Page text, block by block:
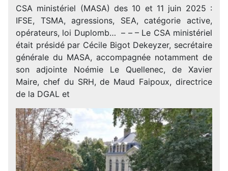
CSA ministériel (MASA) des 10 et 11 juin 2025 :
IFSE, TSMA, agressions, SEA, catégorie active,
opérateurs, loi Duplomb… – – – Le CSA ministériel
était présidé par Cécile Bigot Dekeyzer, secrétaire
générale du MASA, accompagnée notamment de
son adjointe Noémie Le Quellenec, de Xavier
Maire, chef du SRH, de Maud Faipoux, directrice
de la DGAL et